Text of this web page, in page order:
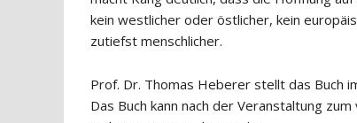
kein westlicher oder östlicher, kein
zutiefst menschlicher.
Prof. Dr. Thomas Heberer stellt das Buch
Das Buch kann nach der Veranstaltung